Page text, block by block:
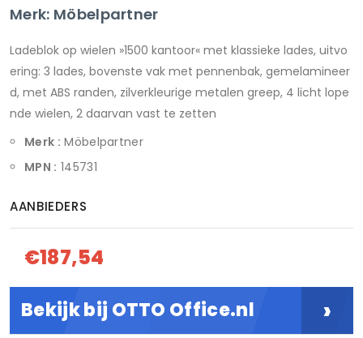
Merk: Möbelpartner
Ladeblok op wielen »1500 kantoor« met klassieke lades, uitvo
ering: 3 lades, bovenste vak met pennenbak, gemelamineer
d, met ABS randen, zilverkleurige metalen greep, 4 licht lope
nde wielen, 2 daarvan vast te zetten
Merk : Möbelpartner
MPN : 145731
AANBIEDERS
€187,54
Bekijk bij OTTO Office.nl ›